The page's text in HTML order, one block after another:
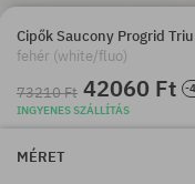
Cipők Saucony Progrid
fehér (white/fluo)
73210 Ft 42060 Ft
-
INGYENES SZÁLLÍTÁS
MÉRET